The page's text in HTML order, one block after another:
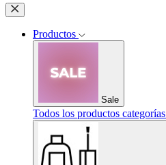
Productos
Sale
Todos los productos categorías